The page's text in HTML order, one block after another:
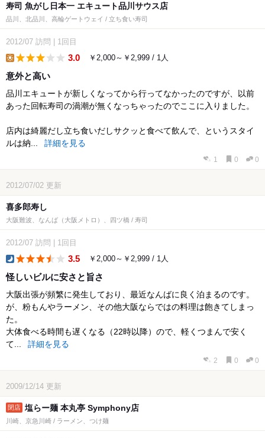
寿司 魚がし日本一 エキュート品川サウス店
品川、北品川、高輪ゲートウェイ / 立ち食い寿司
2012/07 訪問 1回目
3.0 ￥2,000～￥2,999 / 1人
意外と高い
品川エキュートが新しくなってから行ってなかったのですが、以前
あった回転寿司の渦潮が無くなっちゃったのでここに入りました。
店内は綺麗だし立ち食いだしサクッと食べて飲んで、というスタイ
ルは納...
詳細を見る
1 0 0
2012/07/02 更新
喜多郎寿し
大阪難波、なんば（大阪メトロ）、四ツ橋 / 寿司
2012/07 訪問 1回目
3.5 ￥2,000～￥2,999 / 1人
怪しいビルに安さと旨さ
大阪出張が頻繁に発生しており、最近なんばに良く泊まるのです。
が、粉もんやラーメン、その他大阪ならではの料理は飽きてしまっ
た。
大体食べる時間も遅くなる（22時以降）ので、軽くつまんで安く
て...
詳細を見る
2 0 0
2009/12/14 更新
塩らー麺 本丸亭 Symphony店
川崎、京急川崎 / ラーメン、つけ麺